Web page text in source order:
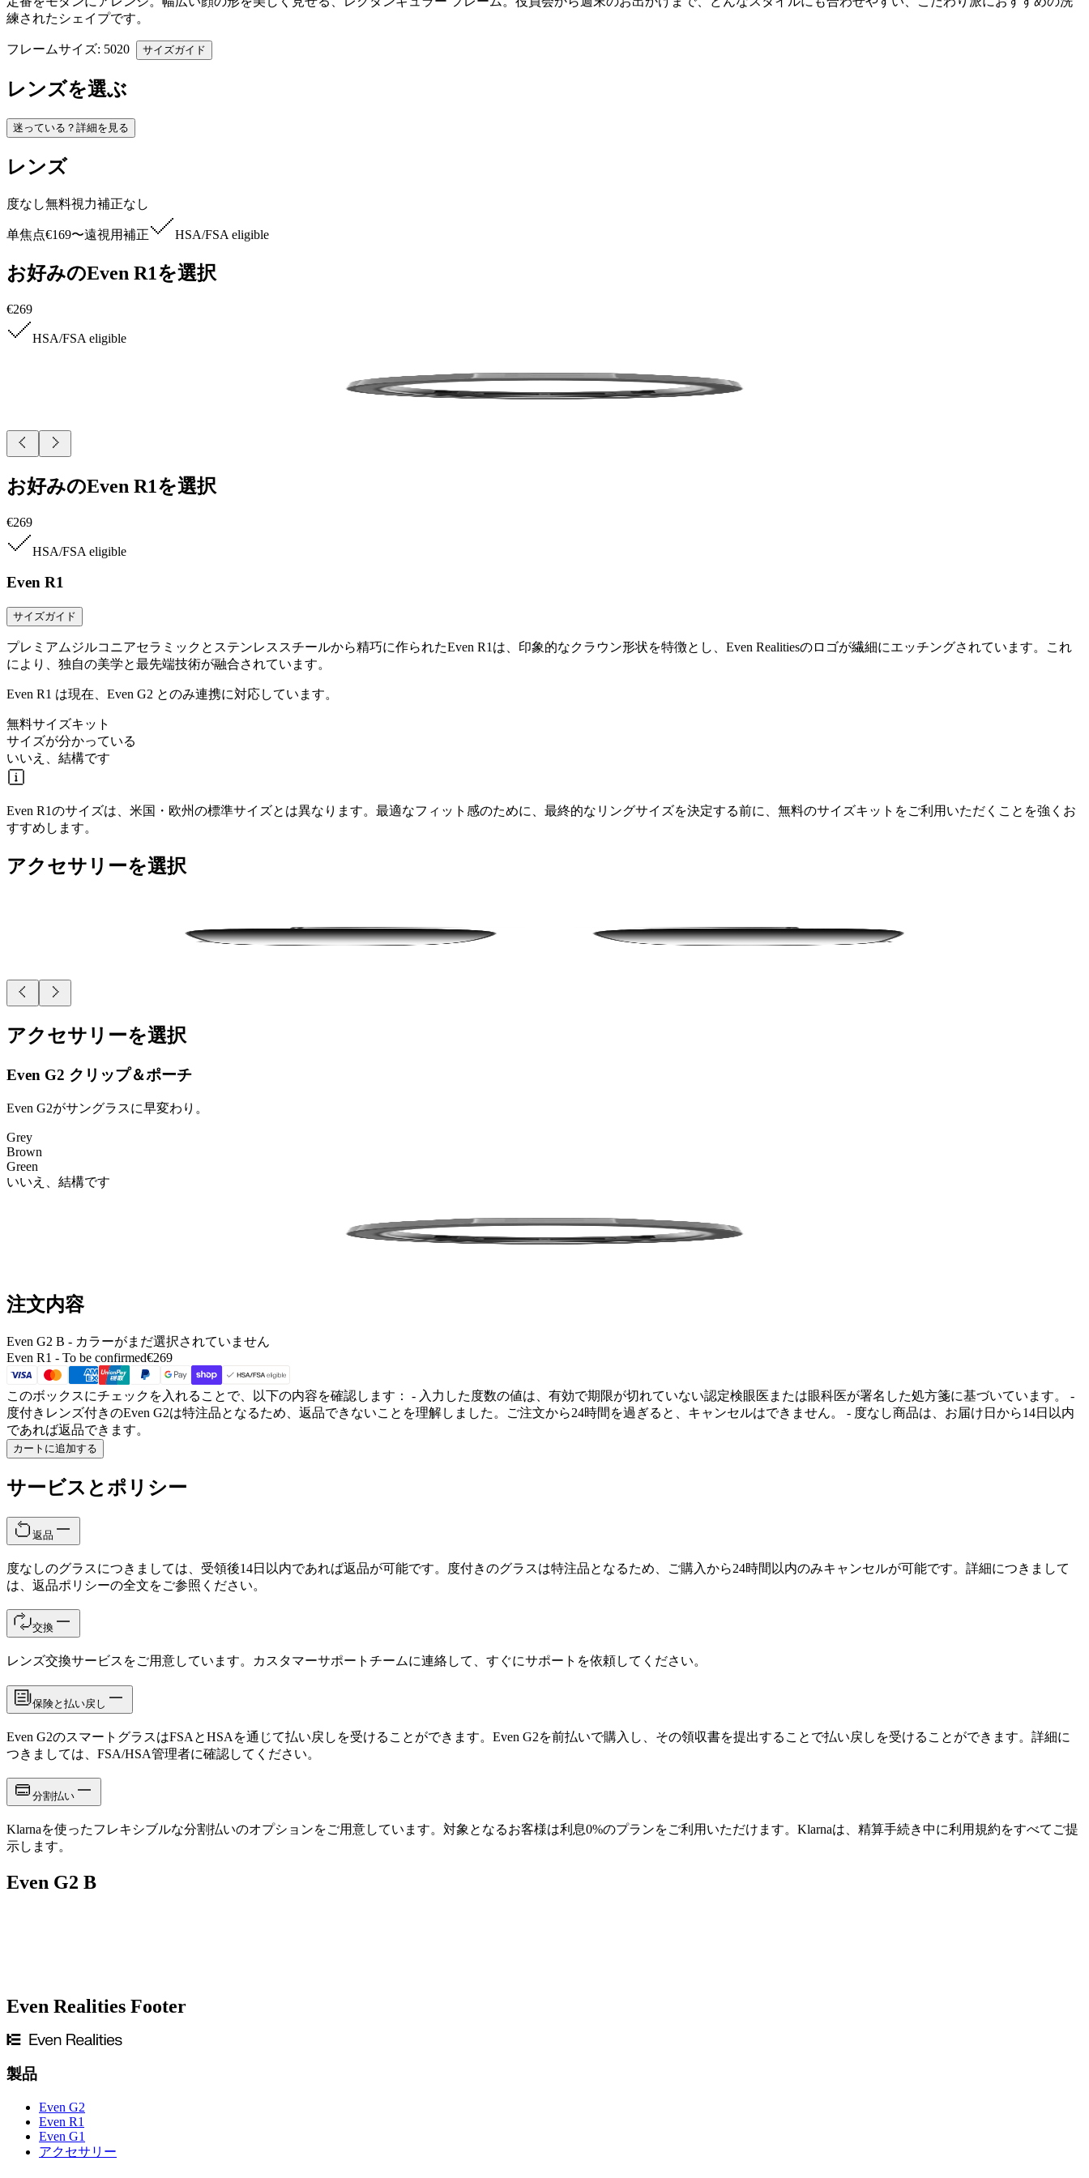
練されたシェイプです。
フレームサイズ: 5020 サイズガイド
レンズを選ぶ
迷っている？詳細を見る
レンズ
度なし無料視力補正なし
单焦点€169〜遠視用補正 HSA/FSA eligible
お好みのEven R1を選択
€269
HSA/FSA eligible
お好みのEven R1を選択
€269
HSA/FSA eligible
Even R1
サイズガイド
プレミアムジルコニアセラミックとステンレススチールから精巧に作られたEven R1は、印象的なクラウン形状を特徴とし、Even Realitiesのロゴが繊細にエッチングされています。これ
により、独自の美学と最先端技術が融合されています。
Even R1 は現在、Even G2 とのみ連携に対応しています。
無料サイズキット
サイズが分かっている
いいえ、結構です
Even R1のサイズは、米国・欧州の標準サイズとは異なります。最適なフィット感のために、最終的なリングサイズを決定する前に、無料のサイズキットをご利用いただくことを強くお
すすめします。
アクセサリーを選択
アクセサリーを選択
Even G2 クリップ＆ポーチ
Even G2がサングラスに早変わり。
Grey
Brown
Green
いいえ、結構です
注文内容
Even G2 B - カラーがまだ選択されていません
Even R1 - To be confirmed€269
このボックスにチェックを入れることで、以下の内容を確認します：
- 入力した度数の値は、有効で期限が切れていない認定検眼医または眼科医が署名した処方箋に基づいています。 -
度付きレンズ付きのEven G2は特注品となるため、返品できないことを理解しました。ご注文から24時間を過ぎると、キャンセルはできません。
- 度なし商品は、お届け日から14日以内
であれば返品できます。
カートに追加する
サービスとポリシー
返品
度なしのグラスにつきましては、受領後14日以内であれば返品が可能です。度付きのグラスは特注品となるため、ご購入から24時間以内のみキャンセルが可能です。詳細につきまして
は、返品ポリシーの全文をご参照ください。
交換
レンズ交換サービスをご用意しています。カスタマーサポートチームに連絡して、すぐにサポートを依頼してください。
保険と払い戻し
Even G2のスマートグラスはFSAとHSAを通じて払い戻しを受けることができます。Even G2を前払いで購入し、その領収書を提出することで払い戻しを受けることができます。詳細に
つきましては、FSA/HSA管理者に確認してください。
分割払い
Klarnaを使ったフレキシブルな分割払いのオプションをご用意しています。対象となるお客様は利息0%のプランをご利用いただけます。Klarnaは、精算手続き中に利用規約をすべてご提
示します。
Even G2 B
は、パートナーの眼鏡店で累進レンズをご利用ください。
Even Realities Footer
製品
Even G2
Even R1
Even G1
アクセサリー